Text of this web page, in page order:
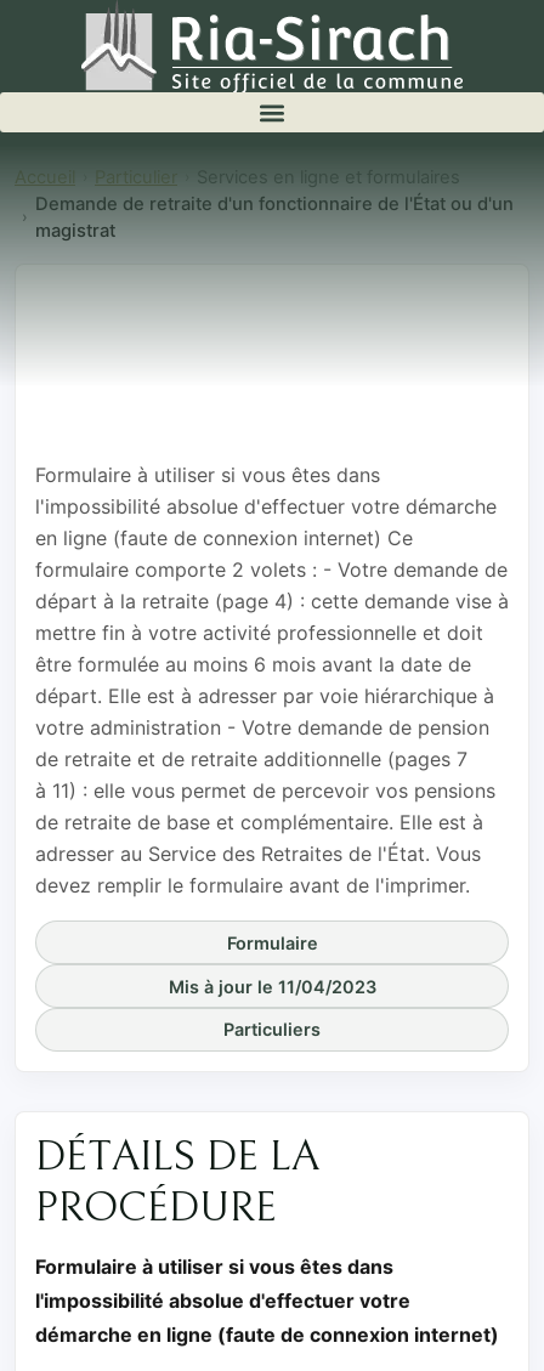
Accueil Particulier
Services en ligne et formulaires
Demande de retraite d'un fonctionnaire de l'État ou d'un
magistrat
Demande de
retraite d'un
fonctionnaire
Formulaire à utiliser si vous êtes dans
l'impossibilité absolue d'effectuer votre démarche
en ligne (faute de connexion internet) Ce
formulaire comporte 2 volets : - Votre demande de
départ à la retraite (page 4) : cette demande vise à
mettre fin à votre activité professionnelle et doit
être formulée au moins 6 mois avant la date de
départ. Elle est à adresser par voie hiérarchique à
votre administration - Votre demande de pension
de retraite et de retraite additionnelle (pages 7
à 11) : elle vous permet de percevoir vos pensions
de retraite de base et complémentaire. Elle est à
adresser au Service des Retraites de l'État. Vous
devez remplir le formulaire avant de l'imprimer.
Formulaire
Mis à jour le 11/04/2023
Particuliers
DÉTAILS DE LA
PROCÉDURE
Formulaire à utiliser si vous êtes dans
l'impossibilité absolue d'effectuer votre
démarche en ligne (faute de connexion internet)